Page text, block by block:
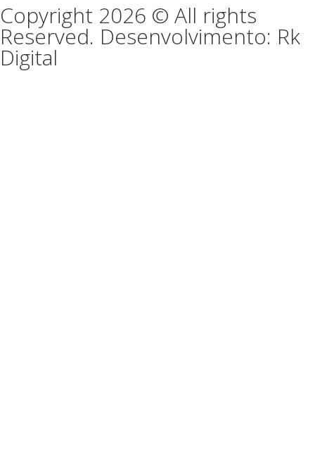
Copyright 2026 © All rights
Reserved. Desenvolvimento: Rk
Digital